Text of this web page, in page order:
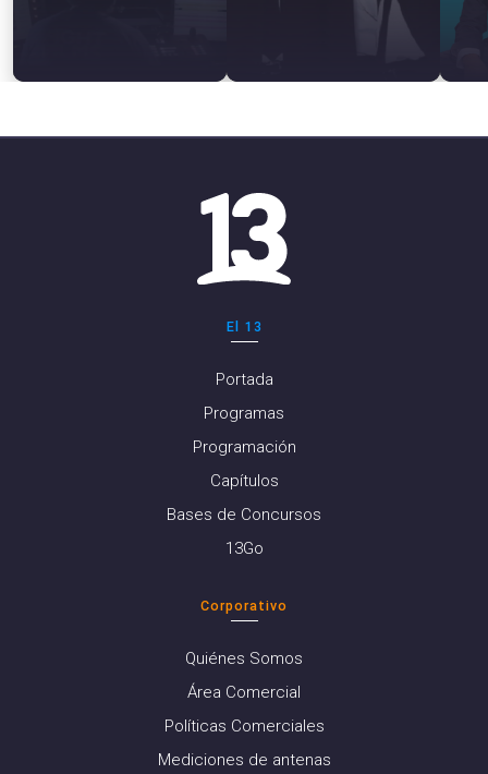
El 13
Portada
Programas
Programación
Capítulos
Bases de Concursos
13Go
Corporativo
Quiénes Somos
Área Comercial
Políticas Comerciales
Mediciones de antenas